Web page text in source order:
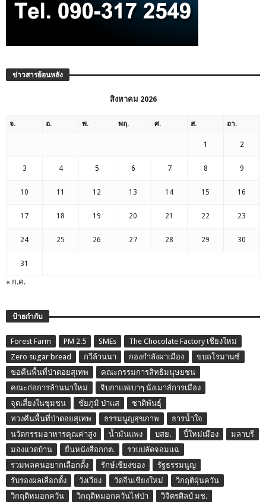
ข่าวสารย้อนหลัง
สิงหาคม 2026
จ. อ. พ. พฤ. ศ. ส. อา.
1 2
3 4 5 6 7 8 9
10 11 12 13 14 15 16
17 18 19 20 21 22 23
24 25 26 27 28 29 30
31
« ก.ค.
ป้ายกำกับ
Forest Farm PM 2.5 SMEs
The Chocolate Factory เชียงใหม่
Zero sugar bread
กวีล้านนา กองกำลังผาเมือง
ขบถโรมานซ์
ขอคืนพื้นที่ป่าดอยสุเทพ
คณะกรรมการสิทธิมนุษยชน
คณะก่อการล้านนาใหม่
จิบกาแฟเบาๆ นั่งเมาส์การเมือง
จุดเสี่ยงในชุมชน
ชัยภูมิ ป่าแส
ชาติพันธุ์
ทวงคืนพื้นที่ป่าดอยสุเทพ
ธรรมนูญสุขภาพ
ธารน้ำใจ
นวัตกรรมอาหารคุณค่าสูง
น้ำมันแพง บสย. ปี๋ใหม่เมือง
มลาบรี
มองแวดบ้าน
ยื่นหนังสือกกต.
รวบปลัดจอมแฉ
รวมพลคนอยากเลือกตั้ง
รักษ์เชียงของ
รัฐธรรมนูญ
รับรองผลเลือกตั้ง
วังเวียง วัดจีนเชียงใหม่
วิกฤติฝุ่นควัน
วิกฤติหมอกควัน
วิกฤติหมอกควันไฟป่า
วิจิตรศิลป์ มช.